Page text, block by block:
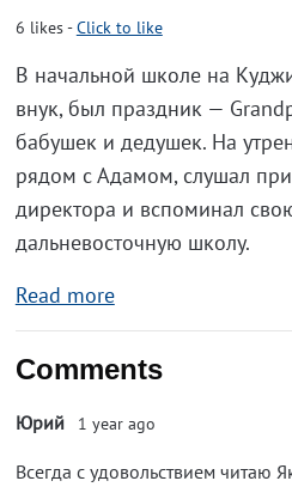
6 likes-Click to like
В начальной школе на
внук, был праздник —
бабушек и дедушек. На
рядом с Адамом, слушал
директора и вспоминал
дальневосточную школу.
Read more
Comments
Юрий 1 year ago
Всегда с удовольствием читаю